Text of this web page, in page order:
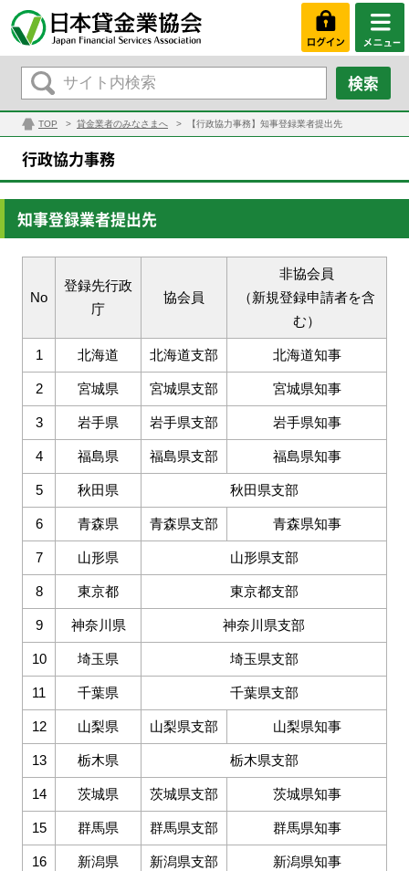
TOP 貸金業者のみなさまへ 【行政協力事務】知事登録業者提出先
行政協力事務
知事登録業者提出先
No
登録先行政
庁
協会員
非協会員
（新規登録申請者を含
む）
1 北海道 北海道支部 北海道知事
2 宮城県 宮城県支部 宮城県知事
3 岩手県 岩手県支部 岩手県知事
4 福島県 福島県支部 福島県知事
5 秋田県 秋田県支部
6 青森県 青森県支部 青森県知事
7 山形県 山形県支部
8 東京都 東京都支部
9 神奈川県 神奈川県支部
10 埼玉県 埼玉県支部
11 千葉県 千葉県支部
12 山梨県 山梨県支部 山梨県知事
13 栃木県 栃木県支部
14 茨城県 茨城県支部 茨城県知事
15 群馬県 群馬県支部 群馬県知事
16 新潟県 新潟県支部 新潟県知事